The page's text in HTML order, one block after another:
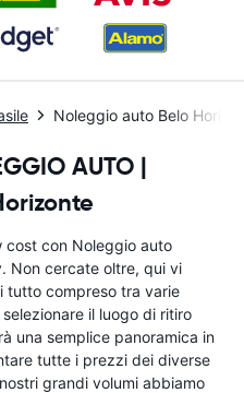
Noleggio auto Belo
AUTO |
cost con Noleggio auto
Non cercate oltre, qui vi
tutto compreso tra varie
il luogo di ritiro
una semplice panoramica in
tutte i prezzi dei diverse
grandi volumi abbiamo